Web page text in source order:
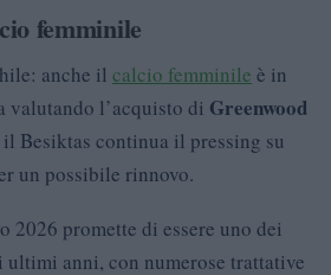
femminile
anche il calcio femminile è in
valutando l’acquisto di Greenwood
Besiktas continua il pressing su
un possibile rinnovo.
2026 promette di essere uno dei
anni, con numerose trattative